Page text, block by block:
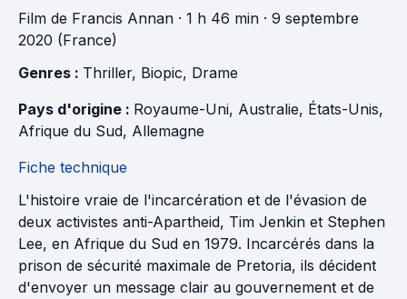
Film de Francis Annan · 1 h 46 min · 9 septembre
2020 (France)
Genres : Thriller, Biopic, Drame
Pays d'origine : Royaume-Uni, Australie, États-Unis,
Afrique du Sud, Allemagne
Fiche technique
L'histoire vraie de l'incarcération et de l'évasion de
deux activistes anti-Apartheid, Tim Jenkin et Stephen
Lee, en Afrique du Sud en 1979. Incarcérés dans la
prison de sécurité maximale de Pretoria, ils décident
d'envoyer un message clair au gouvernement et de